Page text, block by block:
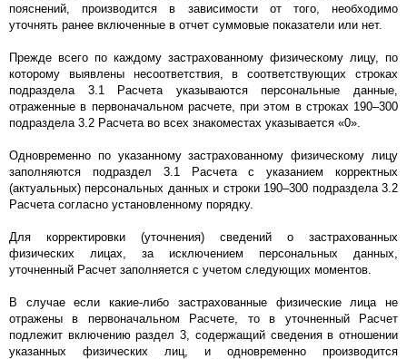
пояснений, производится в зависимости от того, необходимо
уточнять ранее включенные в отчет суммовые показатели или нет.
Прежде всего по каждому застрахованному физическому лицу, по
которому выявлены несоответствия, в соответствующих строках
подраздела 3.1 Расчета указываются персональные данные,
отраженные в первоначальном расчете, при этом в строках 190–300
подраздела 3.2 Расчета во всех знакоместах указывается «0».
Одновременно по указанному застрахованному физическому лицу
заполняются подраздел 3.1 Расчета с указанием корректных
(актуальных) персональных данных и строки 190–300 подраздела 3.2
Расчета согласно установленному порядку.
Для корректировки (уточнения) сведений о застрахованных
физических лицах, за исключением персональных данных,
уточненный Расчет заполняется с учетом следующих моментов.
В случае если какие-либо застрахованные физические лица не
отражены в первоначальном Расчете, то в уточненный Расчет
подлежит включению раздел 3, содержащий сведения в отношении
указанных физических лиц, и одновременно производится